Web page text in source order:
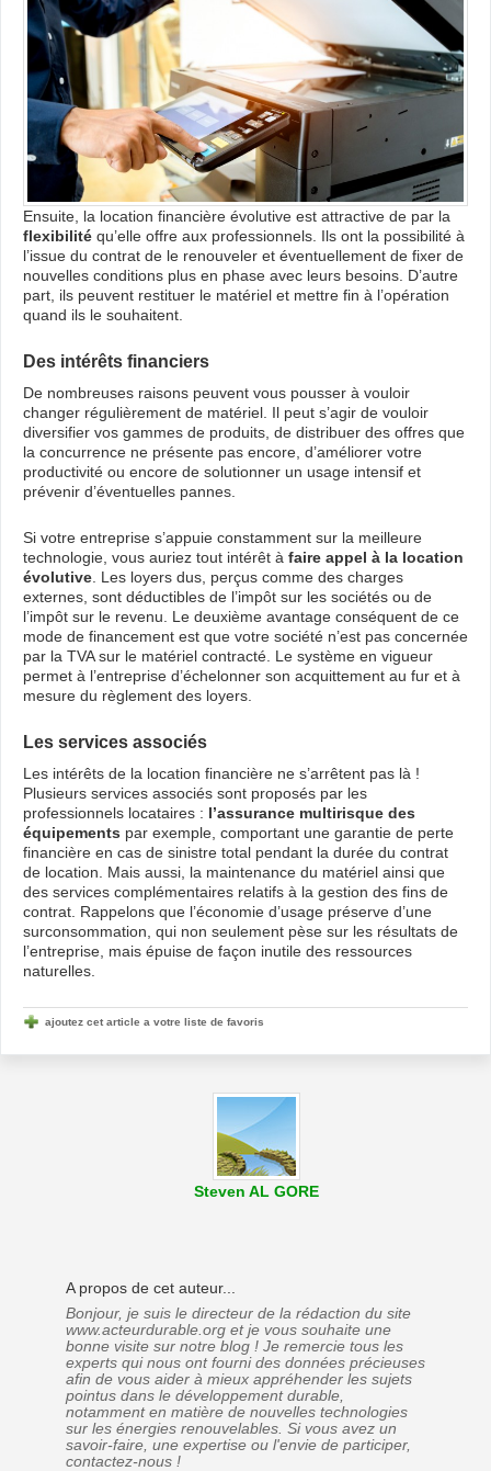
Ensuite, la location financière évolutive est attractive de par la
flexibilité qu’elle offre aux professionnels. Ils ont la possibilité à
l’issue du contrat de le renouveler et éventuellement de fixer de
nouvelles conditions plus en phase avec leurs besoins. D’autre
part, ils peuvent restituer le matériel et mettre fin à l’opération
quand ils le souhaitent.
Des intérêts financiers
De nombreuses raisons peuvent vous pousser à vouloir
changer régulièrement de matériel. Il peut s’agir de vouloir
diversifier vos gammes de produits, de distribuer des offres que
la concurrence ne présente pas encore, d’améliorer votre
productivité ou encore de solutionner un usage intensif et
prévenir d’éventuelles pannes.
Si votre entreprise s’appuie constamment sur la meilleure
technologie, vous auriez tout intérêt à faire appel à la location
évolutive . Les loyers dus, perçus comme des charges
externes, sont déductibles de l’impôt sur les sociétés ou de
l’impôt sur le revenu. Le deuxième avantage conséquent de ce
mode de financement est que votre société n’est pas concernée
par la TVA sur le matériel contracté. Le système en vigueur
permet à l’entreprise d’échelonner son acquittement au fur et à
mesure du règlement des loyers.
Les services associés
Les intérêts de la location financière ne s’arrêtent pas là !
Plusieurs services associés sont proposés par les
professionnels locataires : l’assurance multirisque des
équipements par exemple, comportant une garantie de perte
financière en cas de sinistre total pendant la durée du contrat
de location. Mais aussi, la maintenance du matériel ainsi que
des services complémentaires relatifs à la gestion des fins de
contrat. Rappelons que l’économie d’usage préserve d’une
surconsommation, qui non seulement pèse sur les résultats de
l’entreprise, mais épuise de façon inutile des ressources
naturelles.
ajoutez cet article a votre liste de favoris
Steven AL GORE
A propos de cet auteur...
Bonjour, je suis le directeur de la rédaction du site
www.acteurdurable.org et je vous souhaite une
bonne visite sur notre blog ! Je remercie tous les
experts qui nous ont fourni des données précieuses
afin de vous aider à mieux appréhender les sujets
pointus dans le développement durable,
notamment en matière de nouvelles technologies
sur les énergies renouvelables. Si vous avez un
savoir-faire, une expertise ou l'envie de participer,
contactez-nous !